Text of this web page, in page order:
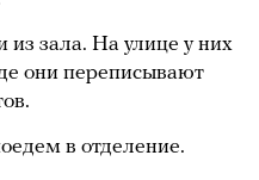
из зала. На улице у них
они переписывают
в отделение.